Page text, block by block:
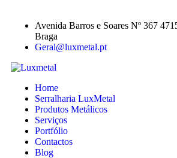
Avenida Barros e Soares Nº 367
Braga
Geral@luxmetal.pt
Home
Serralharia LuxMetal
Produtos Metálicos
Serviços
Portfólio
Contactos
Blog